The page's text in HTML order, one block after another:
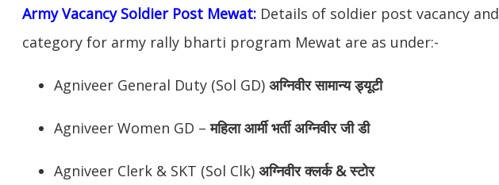
Army Vacancy Soldier Post Mewat: Details of soldier post vacancy and
category for army rally bharti program Mewat are as under:-
Agniveer General Duty (Sol GD) अग्निवीरसामान्य ड्यूटी
Agniveer Women GD –महिला आर्मी भर्ती अग्निवीर जी डी
Agniveer Clerk & SKT (Sol Clk) अग्निवीरक्लर्क & स्टोर